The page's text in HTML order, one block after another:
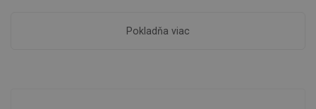
Pokladňa viac